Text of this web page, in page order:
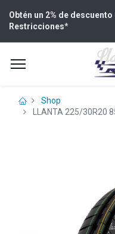
Obtén un 2% de
Restricciones*
Shop
LLANTA 225/30R20